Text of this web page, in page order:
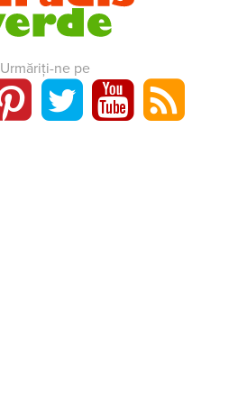
Urmăriți-ne pe